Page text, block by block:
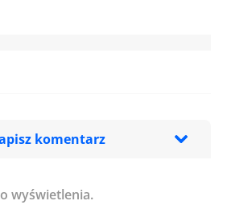
komentarz
wyświetlenia.